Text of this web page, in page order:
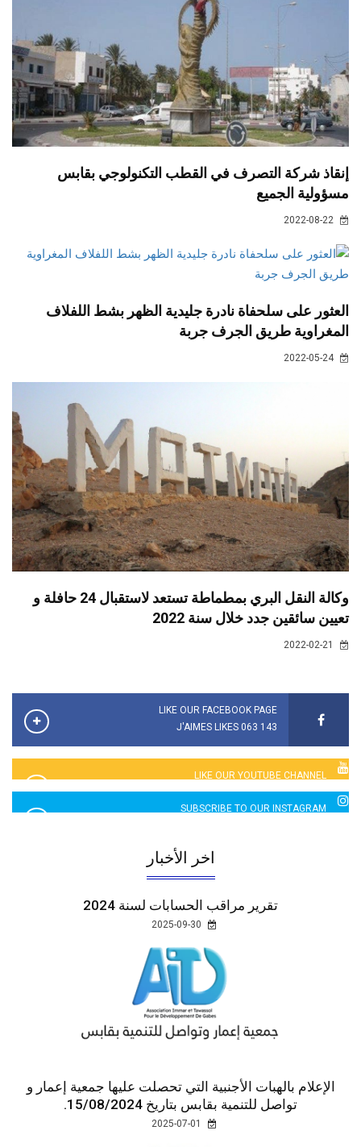
إنقاذ شركة التصرف في القطب التكنولوجي بقابس
مسؤولية الجميع
العثور على سلحفاة نادرة جليدية الظهر بشط اللفلاف
المغراوية طريق الجرف جربة
2022-05-24
وكالة النقل البري بمطماطة تستعد لاستقبال 24 حافلة و
تعيين سائقين جدد خلال سنة 2022
LIKE OUR FACEBOOK PAGE
143 063 J'AIMES LIKES
LIKE OUR YOUTUBE CHANNEL
2760 LIKES
SUBSCRIBE TO OUR INSTAGRAM
اخر الأخبار
تقرير مراقب الحسابات لسنة 2024
الإعلام بالهبات الأجنبية التي تحصلت عليها جمعية إعمار و
تواصل للتنمية بقابس بتاريخ 15/08/2024.